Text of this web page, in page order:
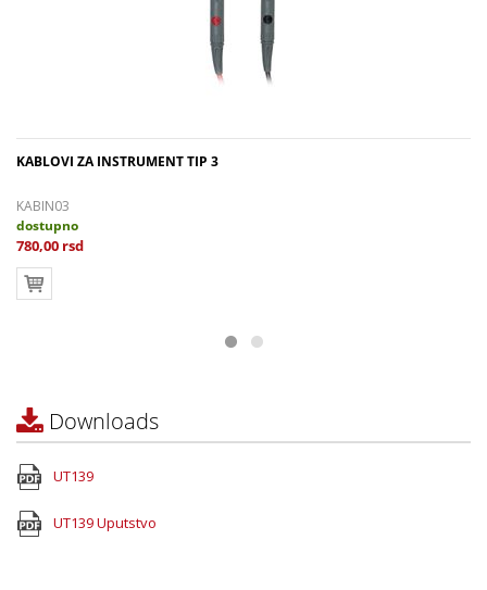
KABLOVI ZA INSTRUMENT TIP 3
KABIN03
dostupno
780,00 rsd
Downloads
UT139
UT139 Uputstvo